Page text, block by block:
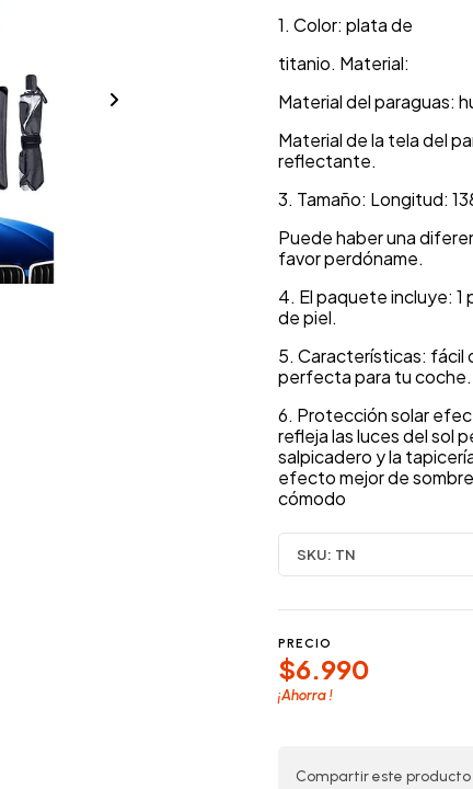
1. Color: plata de
titanio. Material:
Material del paraguas:
Material de la tela del
reflectante.
3. Tamaño: Longitud:
Puede haber una
favor perdóname.
4. El paquete incluye:
de piel.
5. Características: fácil
perfecta para tu coche.
6. Protección solar
refleja las luces del sol
salpicadero y la
efecto mejor de
cómodo
SKU: TN
PRECIO
$6.990
¡Ahorra!
Compartir este producto